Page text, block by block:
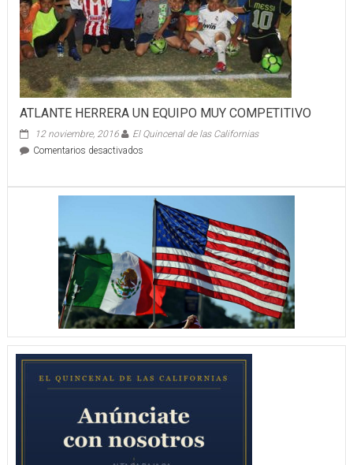
JAYS
JR
ATLANTE HERRERA UN EQUIPO MUY COMPETITIVO
12 noviembre, 2016
El Quincenal de las Californias
Comentarios desactivadosen
EQUIPO
MUY
COMPETITIVO